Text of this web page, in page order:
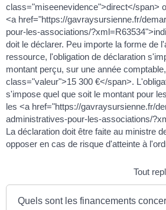
class="miseenevidence">direct</span>
<a href="https://gavraysursienne.fr/
pour-les-associations/
doit le déclarer. Peu importe la forme de
ressource, l'obligation de déclaration
montant perçu, sur une année
class="valeur">15 300 €</span>.
s'impose quel que soit le montant pour
les <a href="https://gavraysursienne.fr/
administratives-pour-les-associations/
La déclaration doit être faite au ministre
opposer en cas de risque d'atteinte à
Tout
Quels sont les financements